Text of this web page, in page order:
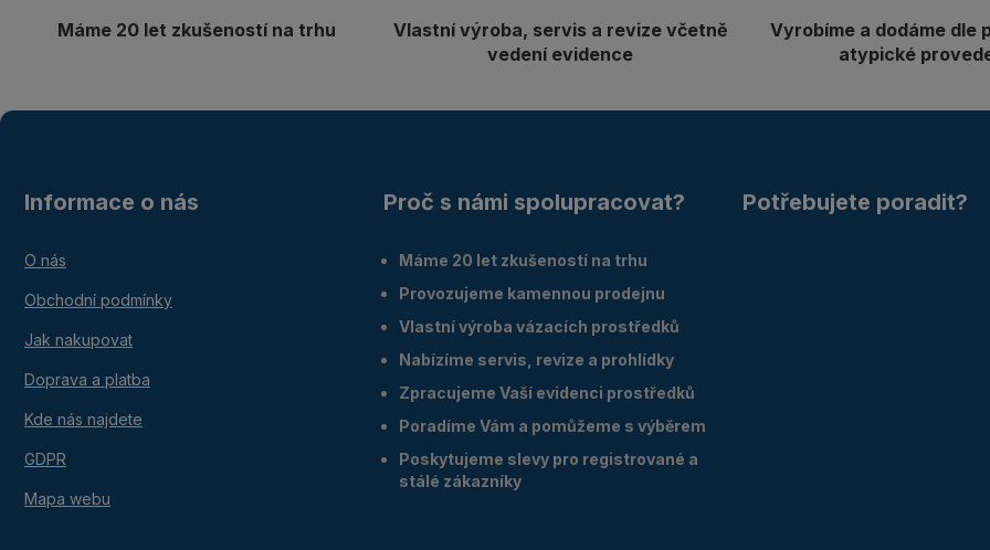
Máme 20 let zkušeností na trhu
Vlastní výroba, servis a revize včetně
vedení evidence
Vyrobíme a dodáme dle
atypické
Informace o nás
O nás
Obchodní podmínky
Jak nakupovat
Doprava a platba
Kde nás najdete
GDPR
Mapa webu
Proč s námi spolupracovat?
Máme 20 let zkušeností na trhu
Provozujeme kamennou prodejnu
Vlastní výroba vázacích prostředků
Nabízíme servis, revize a prohlídky
Zpracujeme Vaší evidenci prostředků
Poradíme Vám a pomůžeme s výběrem
Poskytujeme slevy pro registrované a
stálé zákazníky
Potřebujete poradit?